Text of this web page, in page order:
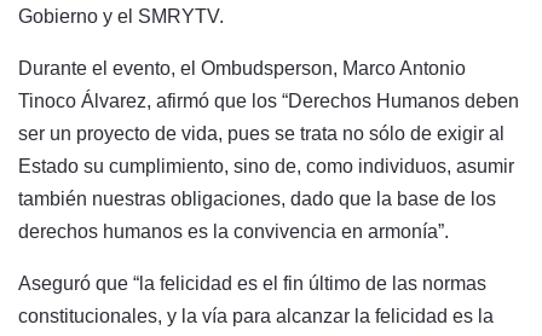
Gobierno y el SMRYTV.
Durante el evento, el Ombudsperson, Marco Antonio
Tinoco Álvarez, afirmó que los “Derechos Humanos deben
ser un proyecto de vida, pues se trata no sólo de exigir al
Estado su cumplimiento, sino de, como individuos, asumir
también nuestras obligaciones, dado que la base de los
derechos humanos es la convivencia en armonía”.
Aseguró que “la felicidad es el fin último de las normas
constitucionales, y la vía para alcanzar la felicidad es la